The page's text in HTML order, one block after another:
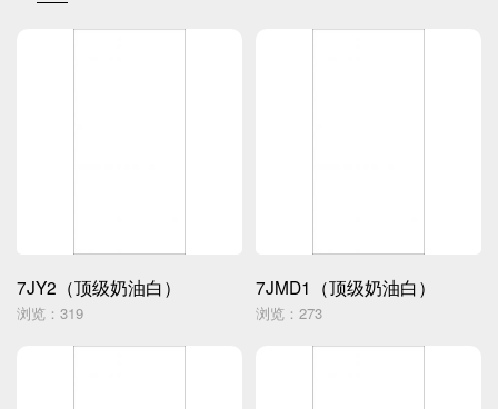
7JY2（顶级奶油白）
浏览：319
7JMD1（顶级奶油白）
浏览：273